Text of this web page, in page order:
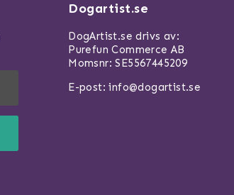
Dogartist.se
DogArtist.se drivs av:
Purefun Commerce AB
Momsnr: SE5567445209
E-post:info@dogartist.se